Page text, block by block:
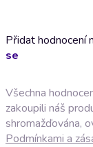
Přidat hodnocení
se
Všechna
zakoupili náš
shromažďována,
Podmínkami a